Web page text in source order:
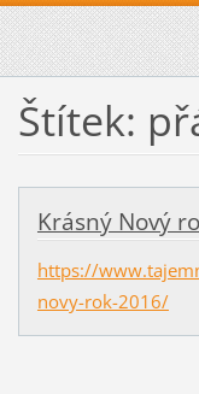
Štítek:
Krásný Nový
https://
novy-rok-2016/